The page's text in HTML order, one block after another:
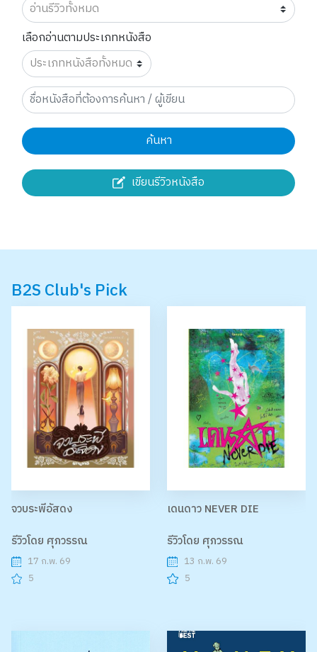
เลือกอ่านตามประเภทหนังสือ
ค้นหา
เขียนรีวิวหนังสือ
B2S Club's Pick
จวบระพีอัสดง
รีวิวโดย ศุภวรรณ
17 ก.พ. 69
5
เดนดาว NEVER DIE
รีวิวโดย ศุภวรรณ
13 ก.พ. 69
5